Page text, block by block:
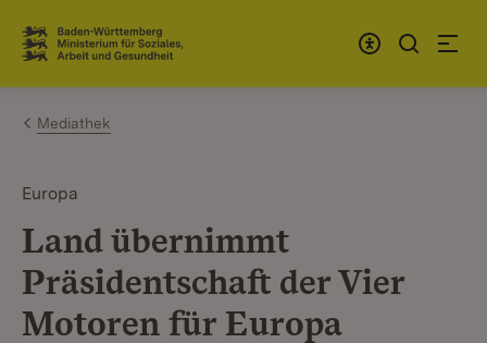
Zum Inhalt springen
Link zur Startseite
Mediathek
Europa
Land übernimmt
Präsidentschaft der Vier
Motoren für Europa